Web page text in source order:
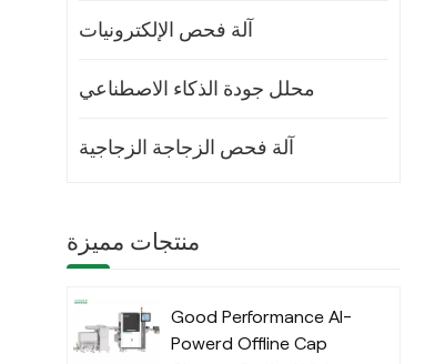
آلة فحص الإلكترونيات
محلل جودة الذكاء الاصطناعي
آلة فحص الزجاجة الزجاجية
منتجات مميزة
Good Performance AI-
Powerd Offline Cap